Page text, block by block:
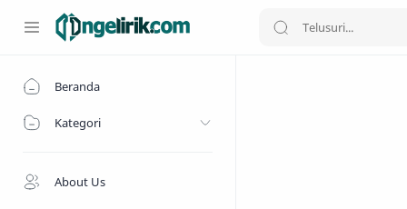
Beranda
Kategori
About Us